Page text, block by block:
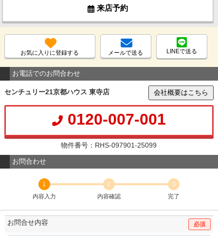
来店予約
お気に入りに登録する メールで送る LINEで送る
お電話でのお問合わせ
センチュリー21京都ハウス 東寺店 会社概要はこちら
0120-007-001
物件番号：RHS-097901-25099
お問合わせ
1
内容入力
2
内容確認
3
完了
お問合せ内容 必須